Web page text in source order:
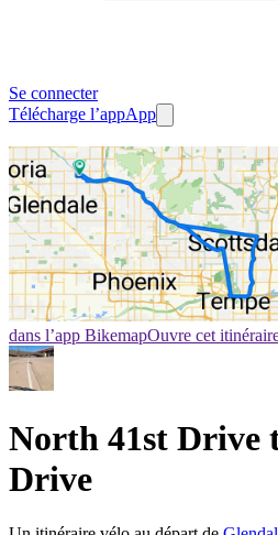
Se connecter
Télécharge l’appApp
dans l’app BikemapOuvre cet
North 41st Drive
Drive